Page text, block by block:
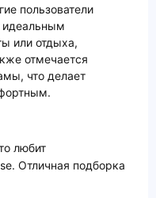
пользователи
идеальным
или отдыха,
отмечается
что делает
любит
Отличная подборка